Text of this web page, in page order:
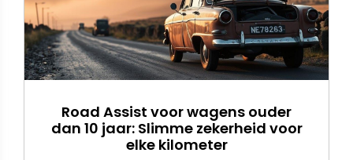
Road Assist voor wagens ouder
dan 10 jaar: Slimme zekerheid voor
elke kilometer